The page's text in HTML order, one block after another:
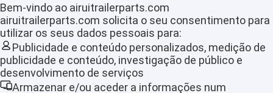
Casa
Produtos
Show de RV
Bem-vindo ao airuitrailerparts.com
airuitrailerparts.com solicita o seu consentimento para
utilizar os seus dados pessoais para:
Publicidade e conteúdo personalizados, medição de
publicidade e conteúdo, investigação de público e
desenvolvimento de serviços
Armazenar e/ou aceder a informações num